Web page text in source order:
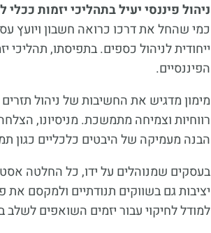
ניהול פיננסי יעיל בתהליכי יזמות
כמי שהחל את דרכו כרואה חשבון ויועץ
ייחודית לניהול כספים. בתפיסתו,
הפיננסיים.
מימון מדגיש את החשיבות של ניהול תזרים
רווחיות וצמיחה מתמשכת. מניסיונו,
הבנה מעמיקה של היבטים כלכליים כגון
בעסקים שמנוהלים על ידו, כל החלטה
יציבות גם בשווקים תנודתיים ולמקסם
למודל לחיקוי עבור יזמים השואפים לשלב